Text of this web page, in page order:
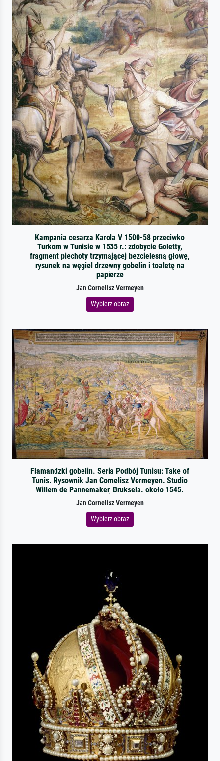
Kampania cesarza Karola V 1500-58 przeciwko
Turkom w Tunisie w 1535 r.: zdobycie Goletty,
fragment piechoty trzymającej bezcielesną głowę,
rysunek na węgiel drzewny gobelin i toaletę na
papierze
Jan Cornelisz Vermeyen
Wybierz obraz
Flamandzki gobelin. Seria Podbój Tunisu: Take of
Tunis. Rysownik Jan Cornelisz Vermeyen. Studio
Willem de Pannemaker, Bruksela. około 1545.
Jan Cornelisz Vermeyen
Wybierz obraz